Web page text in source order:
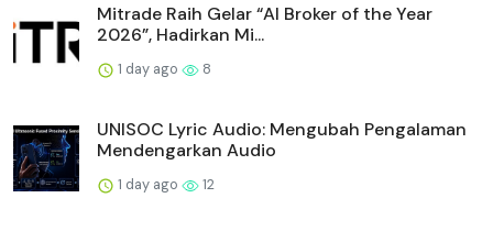
Mitrade Raih Gelar “AI Broker of the Year
2026”, Hadirkan Mi...
1 day ago 8
UNISOC Lyric Audio: Mengubah Pengalaman
Mendengarkan Audio
1 day ago 12